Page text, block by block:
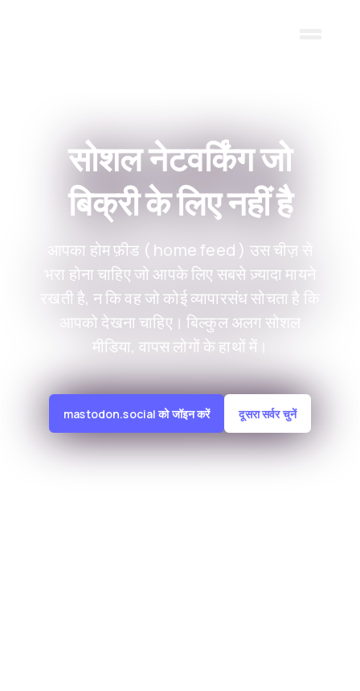
सोशल नेटवर्किंग जो
बिक्री के लिए नहीं है
आपका होम फ़ीड ( home feed ) उस चीज़ से
भरा होना चाहिए जो आपके लिए सबसे ज़्यादा मायने
रखती है, न कि वह जो कोई व्यापारसंध सोचता है कि
आपको देखना चाहिए। बिल्कुल अलग सोशल
मीडिया, वापस लोगों के हाथों में।
mastodon.social को जॉइन करें दूसरा सर्वर चुनें